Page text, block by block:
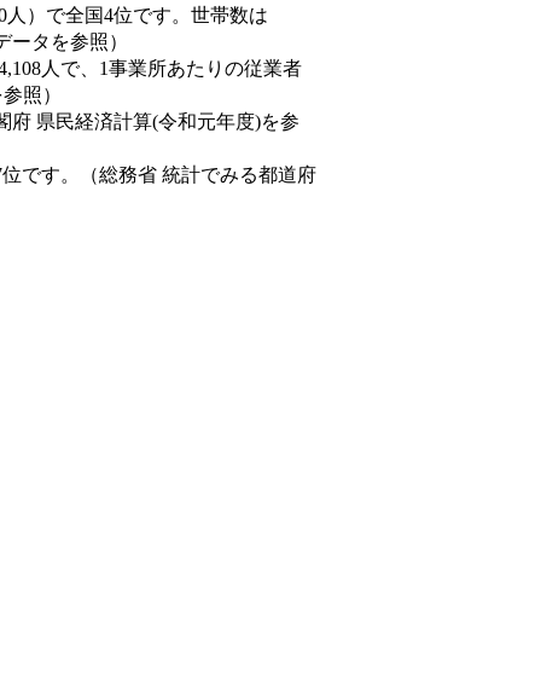
人）で全国4位です。世帯数は
タを参照）
人で、1事業所あたりの従業者
照）
府 県民経済計算(令和元年度)を参
です。（総務省 統計でみる都道府